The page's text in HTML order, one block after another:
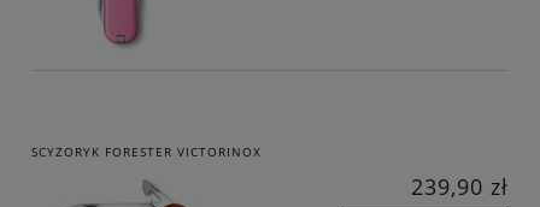
SCYZORYK FORESTER VICTORINOX
239,90 zł